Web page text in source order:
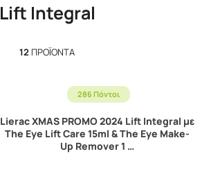
Lift Integral
12 ΠΡΟΪΌΝΤΑ
286 Πόντοι
Lierac XMAS PROMO 2024 Lift Integral με
The Eye Lift Care 15ml & The Eye Make-
Up Remover 1 …